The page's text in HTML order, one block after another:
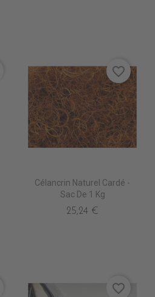
Célancrin Naturel Cardé -
Sac De 1 Kg
25,24 €
favorite_border
favorite_border